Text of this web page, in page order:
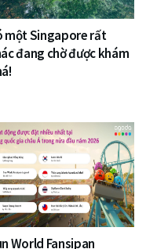
một Singapore rất
đang chờ được khám
World Fansipan